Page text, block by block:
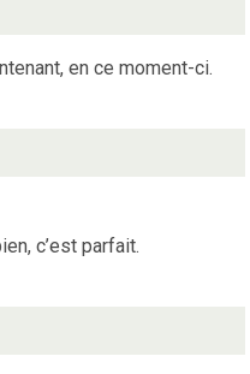
en ce moment-ci.
c’est parfait.